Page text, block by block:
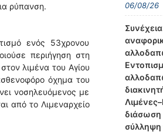
ρύπανση.
ενός 53χρονου
περιήγηση στη
λιμένα του Αγίου
όχημα του
νοσηλευόμενος με
από το Λιμεναρχείο
06/08/26
διάσωση
σύλληψη